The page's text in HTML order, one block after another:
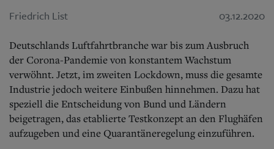
Start
Wer wir sind
Aktuelle Ausgabe
Abonnenten-Login
Abonnent werden
Abo Prämien
Bücher
Friedrich List 03.12.2020
Deutschlands Luftfahrtbranche war bis zum Ausbruch
der Corona-Pandemie von konstantem Wachstum
verwöhnt. Jetzt, im zweiten Lockdown, muss die gesamte
Industrie jedoch weitere Einbußen hinnehmen. Dazu hat
speziell die Entscheidung von Bund und Ländern
beigetragen, das etablierte Testkonzept an den Flughäfen
aufzugeben und eine Quarantäneregelung einzuführen.